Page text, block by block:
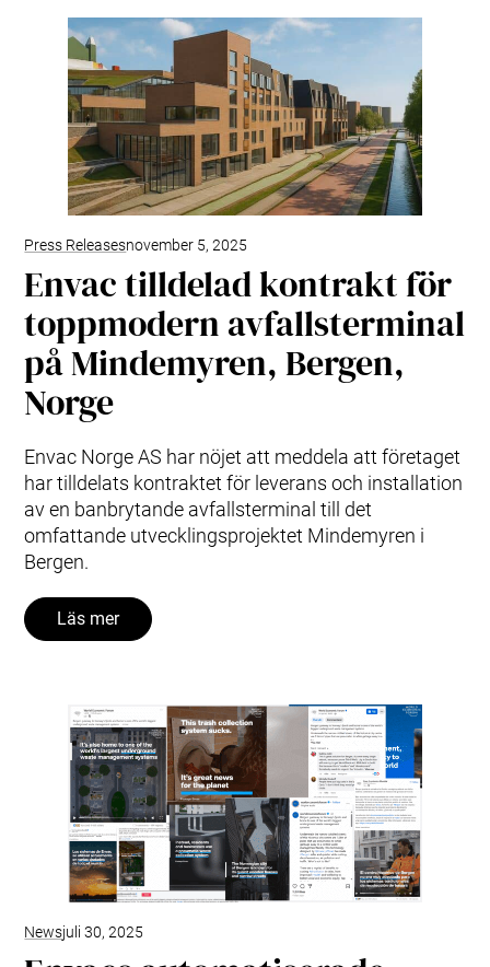
Sortering
Kökssystem
Fastighetsnära insamling (FNI)
Produkter & Tjänster
Styrsystem (EAP)
Smittsamt sjukhusavfall (IWC)
Design & Teknik
Service & Underhåll
Support & Resurser
Olika avfallstyper
Användarupplevelsen
Kommunikationsmaterial
Kundtjänst & Felanmälan
Hållbarhet & Påverkan
Hållbarhet på Envac
Forskning & Utveckling
Press Releasesnovember 5, 2025
Envac tilldelad kontrakt för
toppmodern avfallsterminal
på Mindemyren, Bergen,
Norge
Envac Norge AS har nöjet att meddela att företaget
har tilldelats kontraktet för leverans och installation
av en banbrytande avfallsterminal till det
omfattande utvecklingsprojektet Mindemyren i
Bergen.
Läs mer
Newsjuli 30, 2025